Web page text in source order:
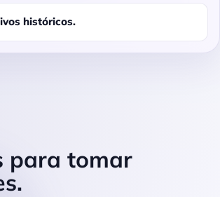
históricos.
para tomar